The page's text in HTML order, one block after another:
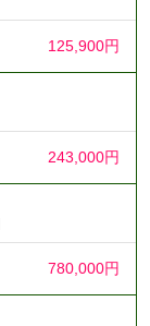
125,900円
243,000円
780,000円